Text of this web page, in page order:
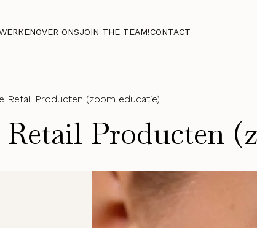
OVER ONSJOIN THE TEAM!CONTACT
Retail Producten (zoom educatie)
Producten